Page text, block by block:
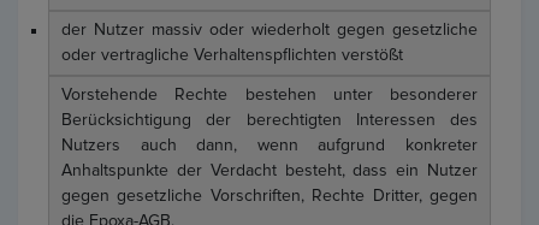
der Nutzer massiv oder wiederholt gegen gesetzliche
oder vertragliche Verhaltenspflichten verstößt
Vorstehende Rechte bestehen unter besonderer
Berücksichtigung der berechtigten Interessen des
Nutzers auch dann, wenn aufgrund konkreter
Anhaltspunkte der Verdacht besteht, dass ein Nutzer
gegen gesetzliche Vorschriften, Rechte Dritter, gegen
die Epoxa-AGB.